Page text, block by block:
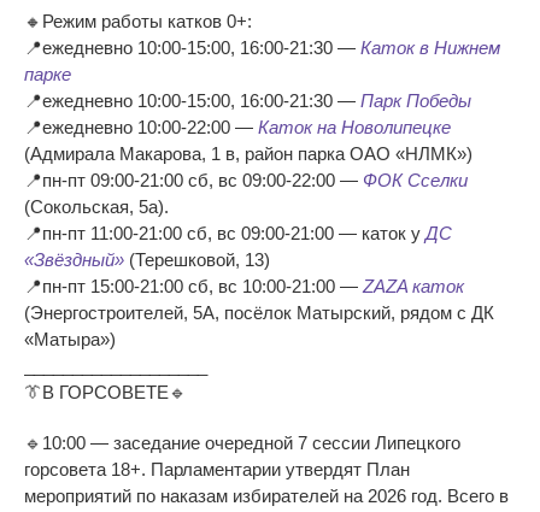
🔸Режим работы катков 0+:
📍ежедневно 10:00-15:00, 16:00-21:30 — Каток в Нижнем
парке
📍ежедневно 10:00-15:00, 16:00-21:30 — Парк Победы
📍ежедневно 10:00-22:00 — Каток на Новолипецке
(Адмирала Макарова, 1 в, район парка ОАО «НЛМК»)
📍пн-пт 09:00-21:00 сб, вс 09:00-22:00 — ФОК Сселки
(Сокольская, 5а).
📍пн-пт 11:00-21:00 сб, вс 09:00-21:00 — каток у ДС
«Звёздный» (Терешковой, 13)
📍пн-пт 15:00-21:00 сб, вс 10:00-21:00 — ZAZA каток
(Энергостроителей, 5А, посёлок Матырский, рядом с ДК
«Матыра»)
👔В ГОРСОВЕТЕ🔹
🔹10:00 — заседание очередной 7 сессии Липецкого
горсовета 18+. Парламентарии утвердят План
мероприятий по наказам избирателей на 2026 год. Всего в